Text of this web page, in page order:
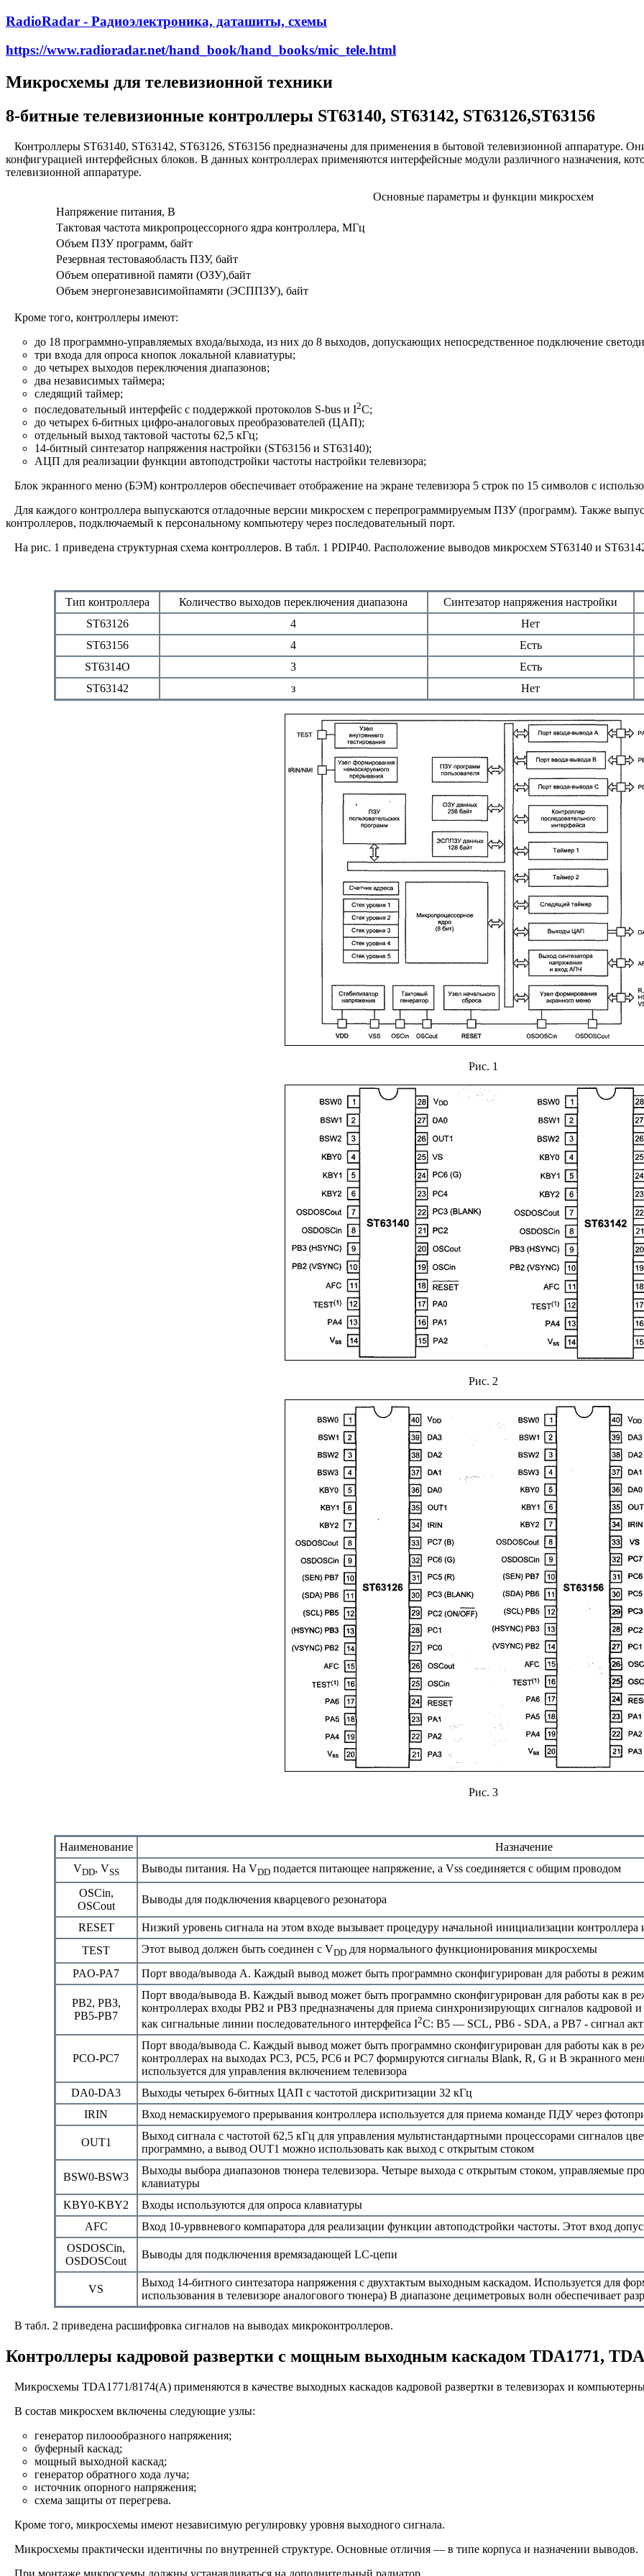
RadioRadar - Радиоэлектроника, даташиты, схемы
https://www.radioradar.net/hand_book/hand_books/mic_tele.html
Микросхемы для телевизионной техники
8-битные телевизионные контроллеры ST63140, ST63142, ST63126,ST63156
Контроллеры ST63140, ST63142, ST63126, ST63156 предназначены для применения в бытовой телевизионной аппаратуре.
конфигурацией интерфейсных блоков. В данных контроллерах применяются интерфейсные модули различного назначения,
телевизионной аппаратуре.
Основные параметры и функции микросхем
Напряжение питания, В
Тактовая частота микропроцессорного ядра контроллера, МГц
Объем ПЗУ программ, байт
Резервная тестоваяобласть ПЗУ, байт
Объем оперативной памяти (ОЗУ),байт
Объем энергонезависимойпамяти (ЭСППЗУ), байт
Кроме того, контроллеры имеют:
до 18 программно-управляемых входа/выхода, из них до 8 выходов, допускающих непосредственное подключение
три входа для опроса кнопок локальной клавиатуры;
до четырех выходов переключения диапазонов;
два независимых таймера;
следящий таймер;
последовательный интерфейс с поддержкой протоколов S-bus и I2C;
до четырех 6-битных цифро-аналоговых преобразователей (ЦАП);
отдельный выход тактовой частоты 62,5 кГц;
14-битный синтезатор напряжения настройки (ST63156 и ST63140);
АЦП для реализации функции автоподстройки частоты настройки телевизора;
Блок экранного меню (БЭМ) контроллеров обеспечивает отображение на экране телевизора 5 строк по 15 символов с
Для каждого контроллера выпускаются отладочные версии микросхем с перепрограммируемым ПЗУ (программ). Также
контроллеров, подключаемый к персональному компьютеру через последовательный порт.
На рис. 1 приведена структурная схема контроллеров. В табл. 1 PDIP40. Расположение выводов микросхем ST63140 и
Тип контроллера Количество выходов переключения диапазона Синтезатор напряжения настройки
ST63126
4 Нет
ST63156
4 Есть
SТ6314О
3 Есть
SТ63142
з Нет
Рис. 1
Рис. 2
Рис. 3
Наименование
Назначение
VDD, VSS Выводы питания. Ha VDDподается питающее напряжение, а Vss соединяется с общим проводом
OSCin,
OSCout
Выводы для подключения кварцевого резонатора
RESET
Низкий уровень сигнала на этом входе вызывает процедуру начальной инициализации
TEST
Этот вывод должен быть соединен с VDDдля нормального функционирования микросхемы
PAO-PA7
Порт ввода/вывода А. Каждый вывод может быть программно сконфигурирован для работы в
PB2, РВЗ,
РВ5-РВ7
Порт ввода/вывода В. Каждый вывод может быть программно сконфигурирован для работы как в
контроллерах входы РB2 и РВЗ предназначены для приема синхронизирующих сигналов кадровой
как сигнальные линии последовательного интерфейса I2C: B5 — SCL, РВ6 - SDA, a PB7 - сигнал
PCO-PC7
Порт ввода/вывода С. Каждый вывод может быть программно сконфигурирован для работы как в
контроллерах на выходах PC3, PC5, PC6 и PC7 формируются сигналы Blank, R, G и В экранного
используется для управления включением телевизора
DA0-DA3
Выходы четырех 6-битных ЦАП с частотой дискритизации 32 кГц
IRIN
Вход немаскируемого прерывания контроллера используется для приема команде ПДУ через
OUT1
Выход сигнала с частотой 62,5 кГц для управления мультистандартными процессорами сигналов
программно, а вывод ОUT1 можно использовать как выход с открытым стоком
BSW0-BSW3
Выходы выбора диапазонов тюнера телевизора. Четыре выхода с открытым стоком, управляемые
клавиатуры
KBY0-KBY2
Входы используются для опроса клавиатуры
AFC
Вход 10-урввневого компаратора для реализации функции автоподстройки частоты. Этот вход
OSDOSCin,
OSDOSCout
Выводы для подключения времязадающей LC-цепи
VS
Выход 14-битного синтезатора напряжения с двухтактым выходным каскадом. Используется для
использования в телевизоре аналогового тюнера) В диапазоне дециметровых волн обеспечивает
В табл. 2 приведена расшифровка сигналов на выводах микроконтроллеров.
Контроллеры кадровой развертки с мощным выходным каскадом TDA1771,
Микросхемы TDA1771/8174(A) применяются в качестве выходных каскадов кадровой развертки в телевизорах и
В состав микросхем включены следующие узлы:
генератор пилоообразного напряжения;
буферный каскад;
мощный выходной каскад;
генератор обратного хода луча;
источник опорного напряжения;
схема защиты от перегрева.
Кроме того, микросхемы имеют независимую регулировку уровня выходного сигнала.
Микросхемы практически идентичны по внутренней структуре. Основные отличия — в типе корпуса и назначении выводов.